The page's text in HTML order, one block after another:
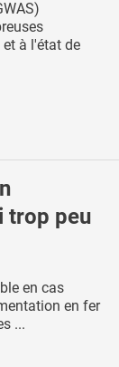
à l'état de
trop peu
en cas
en fer
...